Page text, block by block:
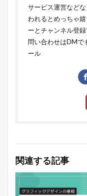
サービス運営など
われるとめっちゃ
ーとチャンネル登
問い合わせはDMで
ール
関連する記事